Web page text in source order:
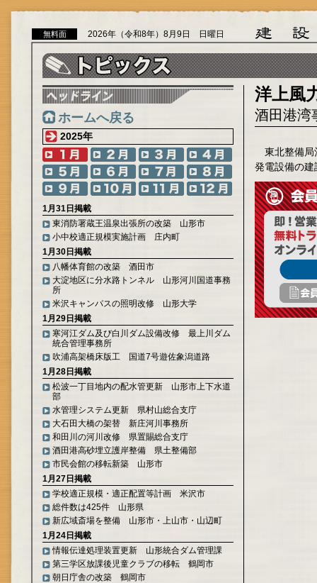
無料面 2026年（令和8年）8月9日 日曜日
ホームへ戻る
2025年
1月31日掲載
東消防署蔵王温泉出張所の改築 山形市
小中校適正規模実施計画 庄内町
1月30日掲載
八幡体育館の改築 酒田市
大淀地区に分水路トンネル 山形河川国道事務
所
米沢キャンパスの照明改修 山形大学
1月29日掲載
寒河江ダム及び白川ダム設備改修 最上川ダム
統合管理事務所
吹浦高架橋床版工 国道7号遊佐象潟道路
1月28日掲載
松波一丁目地内の配水管更新 山形市上下水道
部
水管理システム更新 県村山総合支庁
大石田大橋の架替 新庄河川事務所
和田川の河川改修 県置賜総合支庁
酒田港高砂埋立護岸整備 県土整備部
市民会館の移転新築 山形市
1月27日掲載
学校適正規模・適正配置等計画 米沢市
総件数は425件 山形県
新広域斎場を整備 山形市・上山市・山辺町
1月24日掲載
情報伝達処理装置更新 山形統合ダム管理課
第三学区放課後児童クラブの移転 鶴岡市
朝日庁舎の改築 鶴岡市
洋上風
酒田港湾
東北整備局
発電設備の